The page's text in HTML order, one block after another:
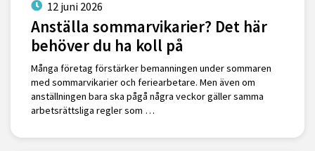
12 juni 2026
Anställa sommarvikarier? Det här
behöver du ha koll på
Många företag förstärker bemanningen under sommaren
med sommarvikarier och feriearbetare. Men även om
anställningen bara ska pågå några veckor gäller samma
arbetsrättsliga regler som …